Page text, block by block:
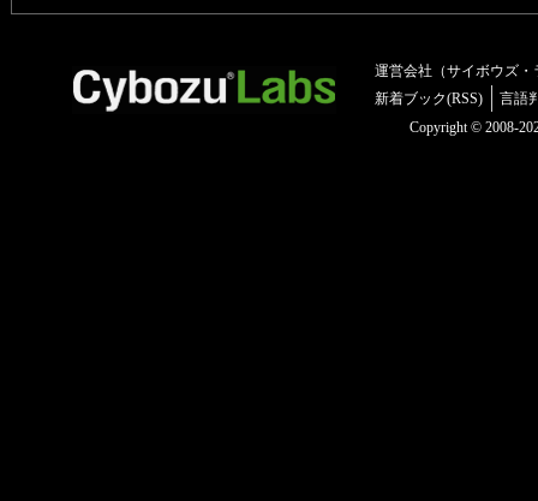
運営会社（サイボウズ・
新着ブック(RSS)
言語
Copyright © 2008-